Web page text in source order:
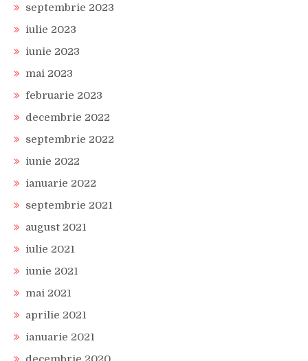
septembrie 2023
iulie 2023
iunie 2023
mai 2023
februarie 2023
decembrie 2022
septembrie 2022
iunie 2022
ianuarie 2022
septembrie 2021
august 2021
iulie 2021
iunie 2021
mai 2021
aprilie 2021
ianuarie 2021